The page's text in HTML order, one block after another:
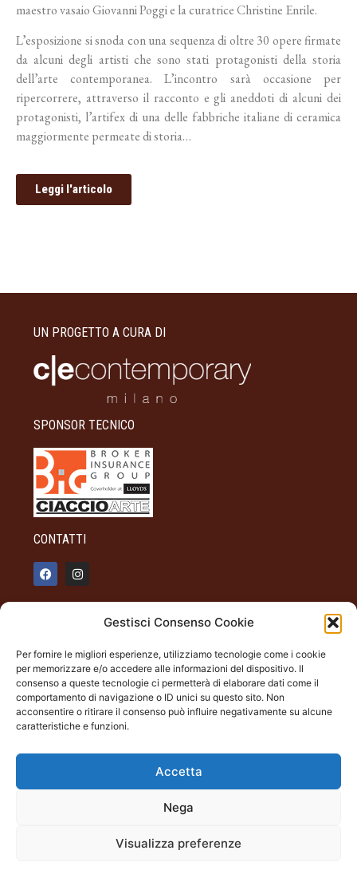
Gestisci Consenso Cookie
Per fornire le migliori esperienze, utilizziamo tecnologie come i cookie
per memorizzare e/o accedere alle informazioni del dispositivo. Il
consenso a queste tecnologie ci permetterà di elaborare dati come il
comportamento di navigazione o ID unici su questo sito. Non
acconsentire o ritirare il consenso può influire negativamente su alcune
caratteristiche e funzioni.
Accetta
Nega
Visualizza preferenze
maestro vasaio Giovanni Poggi e la curatrice Christine Enrile.
L’esposizione si snoda con una sequenza di oltre 30 opere firmate
da alcuni degli artisti che sono stati protagonisti della storia
dell’arte contemporanea. L’incontro sarà occasione per
ripercorrere, attraverso il racconto e gli aneddoti di alcuni dei
protagonisti, l’artifex di una delle fabbriche italiane di ceramica
maggiormente permeate di storia…
Leggi l'articolo
UN PROGETTO A CURA DI
SPONSOR TECNICO
CONTATTI
348 90 31 514
INFO
ORARI DI APERTURA
Dal giovedì alla domenica
19.00 - 22.00
Palazzo Tagliaferro
Largo Milano Andora (SV)
tagliaferro@cecontemporary.com